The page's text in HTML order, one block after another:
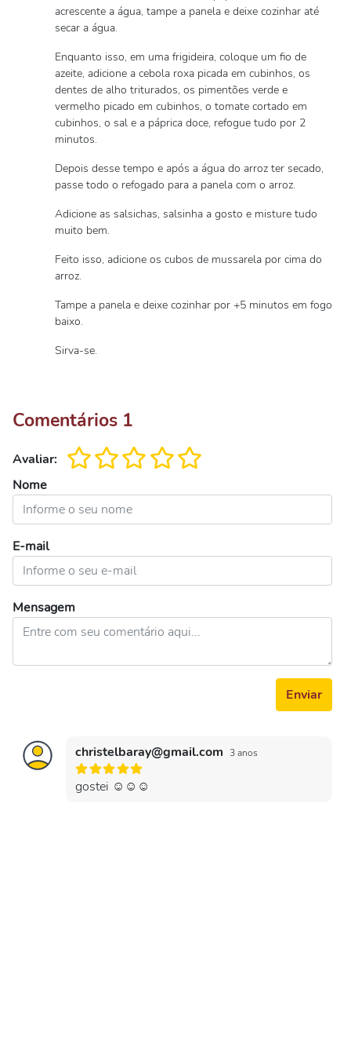
acrescente a água, tampe a panela e deixe cozinhar até
secar a água.
Enquanto isso, em uma frigideira, coloque um fio de
azeite, adicione a cebola roxa picada em cubinhos, os
dentes de alho triturados, os pimentões verde e
vermelho picado em cubinhos, o tomate cortado em
cubinhos, o sal e a páprica doce, refogue tudo por 2
minutos.
Depois desse tempo e após a água do arroz ter secado,
passe todo o refogado para a panela com o arroz.
Adicione as salsichas, salsinha a gosto e misture tudo
muito bem.
Feito isso, adicione os cubos de mussarela por cima do
arroz.
Tampe a panela e deixe cozinhar por +5 minutos em fogo
baixo.
Sirva-se.
Comentários 1
Avaliar:
Nome
E-mail
Mensagem
Enviar
christelbaray@gmail.com 3 anos
gostei ☺️☺️☺️